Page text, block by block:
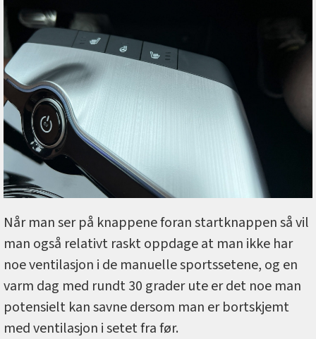
Når man ser på knappene foran startknappen så vil
man også relativt raskt oppdage at man ikke har
noe ventilasjon i de manuelle sportssetene, og en
varm dag med rundt 30 grader ute er det noe man
potensielt kan savne dersom man er bortskjemt
med ventilasjon i setet fra før.